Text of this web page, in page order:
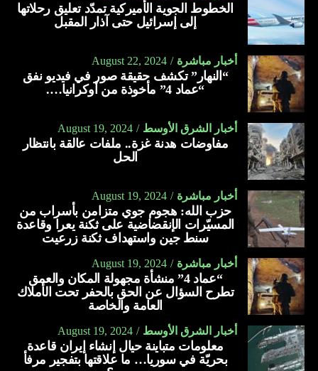
الخطوط الجوية الأميركية تمدّد تعليق رحلاتها
إلى إسرائيل حتى آذار المقبل
أخبار مباشرة August 22, 2024
“النهار” تكشف حقيقة صور في فيديو نفق
“عماد 4” مأخوذة من أوكرانيا….
أخبار الشرق الأوسط August 19, 2024
مفاوضات هدنة غزة.. ملفات عالقة بانتظار
الحل
أخبار مباشرة August 19, 2024
حزب الله: هجوم جوي متزامن بأسراب من
المسيّرات الإنقضاضية على ثكنة يعرا وقاعدة
سنط جين واستهداف ثكنة زرعيت
أخبار مباشرة August 19, 2024
“عماد 4” منشأة مجهولة المكان والعمق
تطرح السؤال عن الحق بالحفر تحت الأملاك
العامة والخاصة
أخبار الشرق الأوسط August 19, 2024
معلومات متباينة حيال إنشاء إيران قاعدة
بحريّة في سوريا… ما علاقتها بتفجير مرفأ